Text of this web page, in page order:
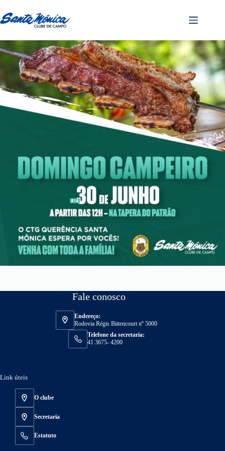
Fale conosco
Endereço:
Rodovia Régis Bittencourt nº 5000
Telefone da secretaria:
41 3675- 4200
Link úteis
O clube
Secretaria
Estatuto